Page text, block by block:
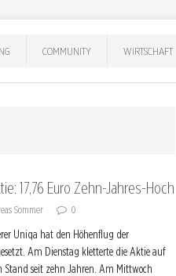
COMMUNITY WIRTSCHAFT
17,76 Euro Zehn-Jahres-Hoch
Sommer 0
Uniqa hat den Höhenflug der
Am Dienstag kletterte die Aktie auf
Stand seit zehn Jahren. Am Mittwoch